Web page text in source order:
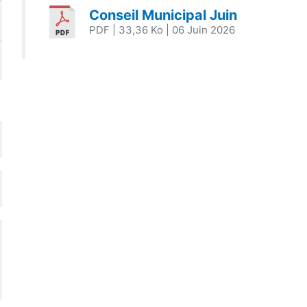
Conseil Municipal Juin
PDF | 33,36 Ko | 06 Juin 2026